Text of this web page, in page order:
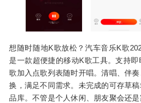
想随时随地K歌放松？汽车音乐K歌
是一款超便捷的移动K歌工具。支持
歌加入点歌列表随时开唱。清唱、伴
换，满足不同需求。未完成的可存草
品库。不管是个人休闲、朋友聚会还